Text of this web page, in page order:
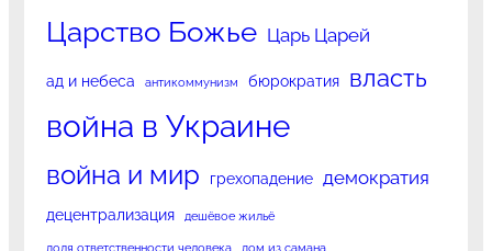
Царство Божье Царь Царей
ад и небеса антикоммунизм бюрократия власть
война в Украине
война и мир грехопадение демократия
децентрализация дешёвое жильё
доля ответственности человека дом из самана